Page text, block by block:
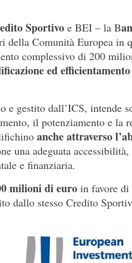
Sportivo e BEI – la B
della Comunità Europea in
complessivo di 200
ed
e gestito dall’ICS, intende
il potenziamento e la
anche attraverso
una adeguata accessibilità,
e finanziaria.
milioni di euro in favore
dallo stesso Credito